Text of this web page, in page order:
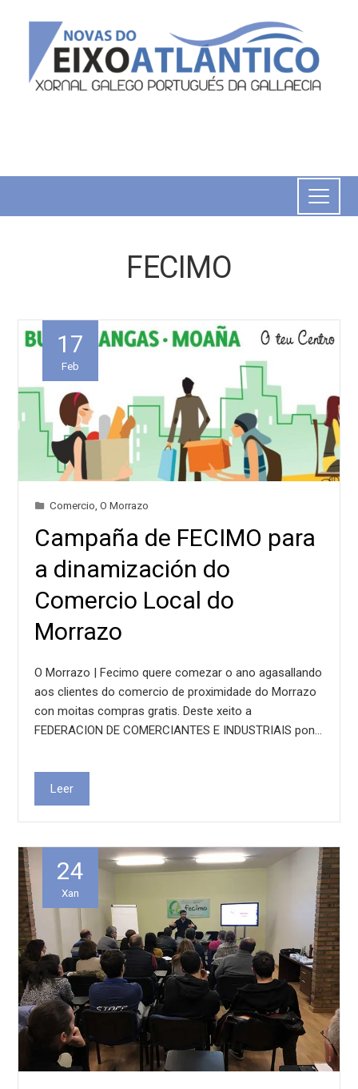
FECIMO
17
Feb
Comercio ,O Morrazo
Campaña de FECIMO para
a dinamización do
Comercio Local do
Morrazo
O Morrazo | Fecimo quere comezar o ano agasallando
aos clientes do comercio de proximidade do Morrazo
con moitas compras gratis. Deste xeito a
FEDERACION DE COMERCIANTES E INDUSTRIAIS pon…
Leer
24
Xan